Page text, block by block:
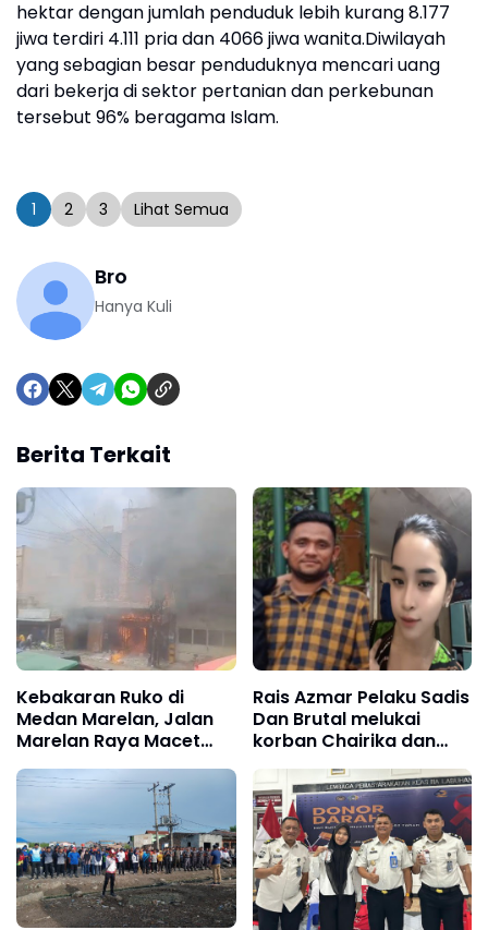
hektar dengan jumlah penduduk lebih kurang 8.177
jiwa terdiri 4.111 pria dan 4066 jiwa wanita.Diwilayah
yang sebagian besar penduduknya mencari uang
dari bekerja di sektor pertanian dan perkebunan
tersebut 96% beragama Islam.
1 2 3 Lihat Semua
Bro
Hanya Kuli
Berita Terkait
Kebakaran Ruko di
Medan Marelan, Jalan
Marelan Raya Macet
Rais Azmar Pelaku Sadis
Dan Brutal melukai
korban Chairika dan
berdaya